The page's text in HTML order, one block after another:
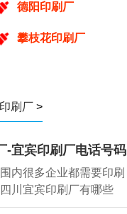
德阳印刷厂
攀枝花印刷厂
刷厂 >
-宜宾印刷厂电话号码
内很多企业都需要印刷
么四川宜宾印刷厂有哪些
刷厂